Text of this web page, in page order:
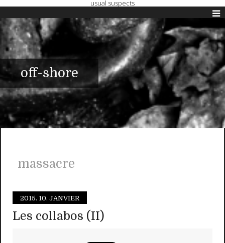
usual suspects
off-shore
massacre
2015. 10. JANVIER
Les collabos (II)